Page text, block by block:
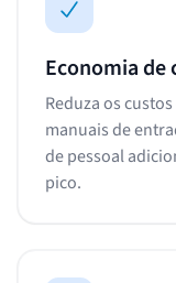
Economia de
Reduza os
manuais de
de pessoal
pico.